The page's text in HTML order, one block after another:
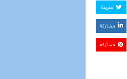
تغريدة
مشاركة
مشاركة